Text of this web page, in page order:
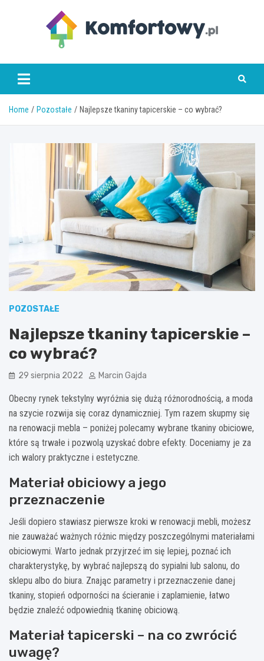
komfortowy.pl
Home Pozostałe Najlepsze tkaniny tapicerskie – co wybrać?
POZOSTAŁE
Najlepsze tkaniny tapicerskie –
co wybrać?
29 sierpnia 2022 Marcin Gajda
Obecny rynek tekstylny wyróżnia się dużą różnorodnością, a moda
na szycie rozwija się coraz dynamiczniej. Tym razem skupmy się
na renowacji mebla – poniżej polecamy wybrane tkaniny obiciowe,
które są trwałe i pozwolą uzyskać dobre efekty. Doceniamy je za
ich walory praktyczne i estetyczne.
Materiał obiciowy a jego
przeznaczenie
Jeśli dopiero stawiasz pierwsze kroki w renowacji mebli, możesz
nie zauważać ważnych różnic między poszczególnymi materiałami
obiciowymi. Warto jednak przyjrzeć im się lepiej, poznać ich
charakterystykę, by wybrać najlepszą do sypialni lub salonu, do
sklepu albo do biura. Znając parametry i przeznaczenie danej
tkaniny, stopień odporności na ścieranie i zaplamienie, łatwo
będzie znaleźć odpowiednią tkaninę obiciową.
Materiał tapicerski – na co zwrócić
uwagę?